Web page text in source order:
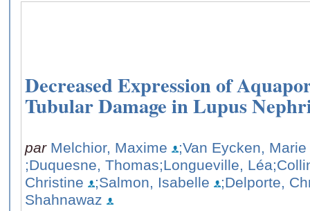
Decreased Expression of
Tubular Damage in Lupus
par Melchior, Maxime
;Van Eycken, Marie
;Duquesne, Thomas;Longueville, Léa
Christine
;Salmon, Isabelle
;Delporte,
Shahnawaz